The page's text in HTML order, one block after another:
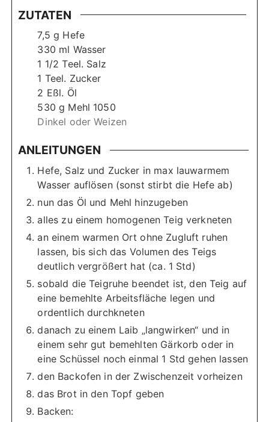
ZUTATEN
7,5 g Hefe
330 ml Wasser
1 1/2 Teel. Salz
1 Teel. Zucker
2 Eßl. Öl
530 g Mehl 1050
Dinkel oder Weizen
ANLEITUNGEN
Hefe, Salz und Zucker in max lauwarmem
Wasser auflösen (sonst stirbt die Hefe ab)
nun das Öl und Mehl hinzugeben
alles zu einem homogenen Teig verkneten
an einem warmen Ort ohne Zugluft ruhen
lassen, bis sich das Volumen des Teigs
deutlich vergrößert hat (ca. 1 Std)
sobald die Teigruhe beendet ist, den Teig auf
eine bemehlte Arbeitsfläche legen und
ordentlich durchkneten
danach zu einem Laib „langwirken“ und in
einem sehr gut bemehlten Gärkorb oder in
eine Schüssel noch einmal 1 Std gehen lassen
den Backofen in der Zwischenzeit vorheizen
das Brot in den Topf geben
Backen: